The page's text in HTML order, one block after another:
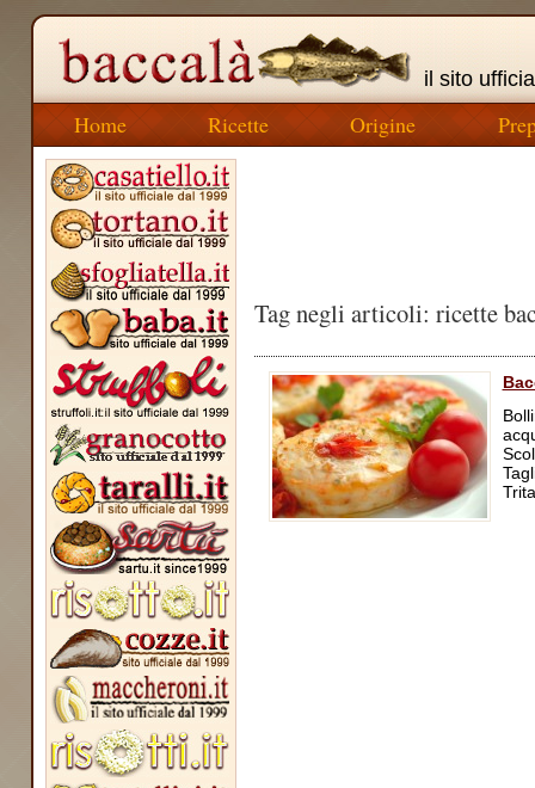
il sito
Home Ricette Origine
Tag negli articoli: ricette